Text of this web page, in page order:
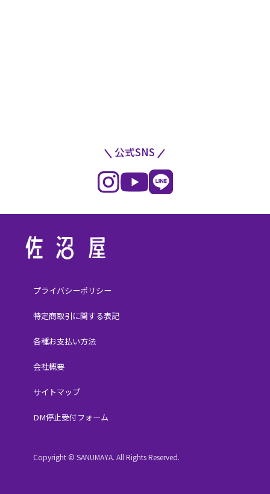
公式SNS
プライバシーポリシー
特定商取引に関する表記
各種お支払い方法
会社概要
サイトマップ
DM停止受付フォーム
Copyright © SANUMAYA. All Rights Reserved.